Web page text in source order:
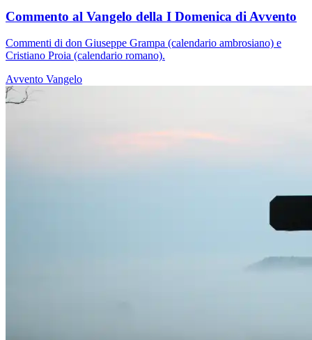
Commento al Vangelo della I Domenica di Avvento
Commenti di don Giuseppe Grampa (calendario ambrosiano) e
Cristiano Proia (calendario romano).
Avvento Vangelo